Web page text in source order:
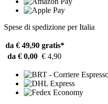
Spese di spedizione per Italia
da € 49,90 gratis*
da € 0,00 € 4,90